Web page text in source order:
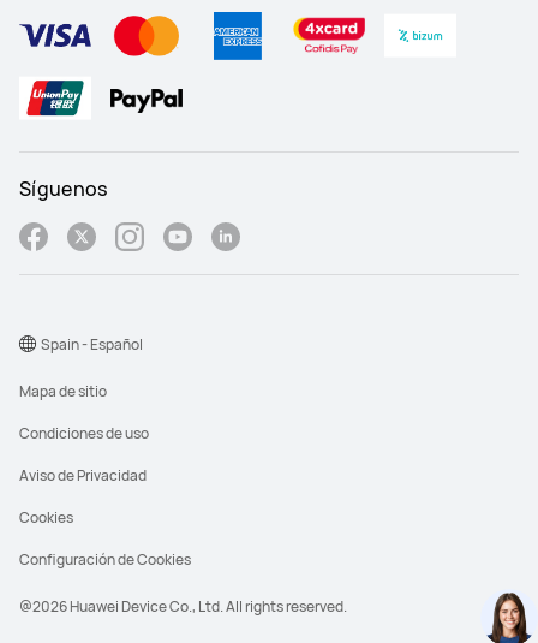
Síguenos
@2026 Huawei Device Co., Ltd. All rights reserved.
Mapa de sitio
Condiciones de uso
Aviso de Privacidad
Cookies
Configuración de Cookies
Spain - Español